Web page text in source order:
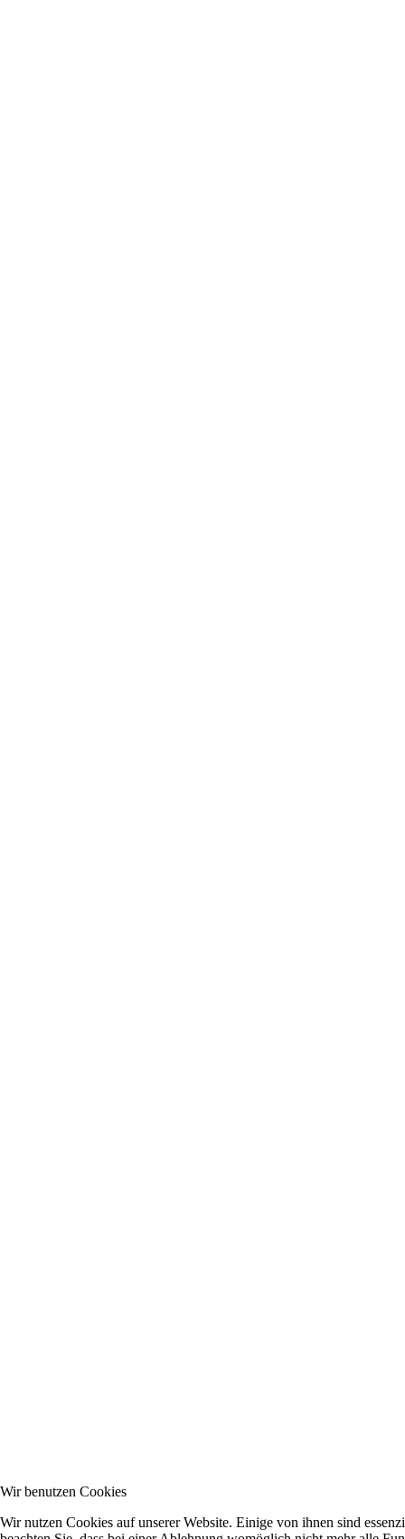
Wir benutzen Cookies
Wir nutzen Cookies auf unserer Website. Einige von ihnen sind